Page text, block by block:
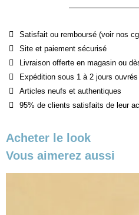
Satisfait ou remboursé (voir nos
Site et paiement sécurisé
Livraison offerte en magasin ou
Expédition sous 1 à 2 jours ouvrés
Articles neufs et authentiques
95% de clients satisfaits de leur
Acheter le look
Vous aimerez aussi